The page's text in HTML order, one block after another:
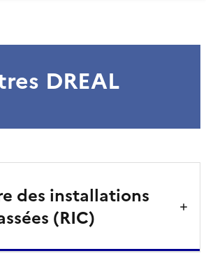
DREAL
des installations
(RIC)